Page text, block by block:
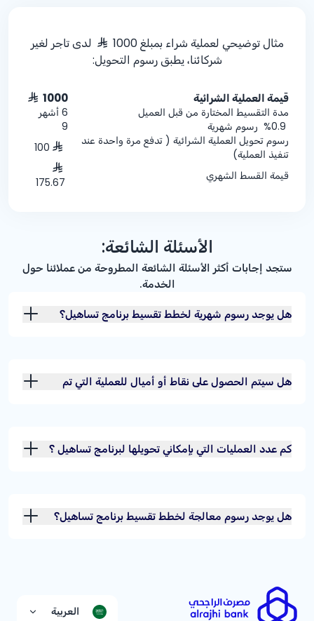
مثال توضيحي لعملية شراء بمبلغ 1000
لدى تاجر لغير
شركائنا، يطبق رسوم التحويل:
قيمة العملية الشرائية 1000
مدة التقسيط المختارة من قبل العميل
6 أشهر
%0.9 رسوم شهرية
9
رسوم تحويل العملية الشرائية ( تدفع مرة واحدة عند
تنفيذ العملية)
100
قيمة القسط الشهري
175.67
الأسئلة الشائعة:
ستجد إجابات أكثر الأسئلة الشائعة المطروحة من عملائنا حول
الخدمة.
هل يوجد رسوم شهرية لخطط تقسيط برنامج تساهيل؟
هل سيتم الحصول على نقاط أو أميال للعملية التي تم
كم عدد العمليات التي بإمكاني تحويلها لبرنامج تساهيل ؟
هل يوجد رسوم معالجة لخطط تقسيط برنامج تساهيل؟
العربية